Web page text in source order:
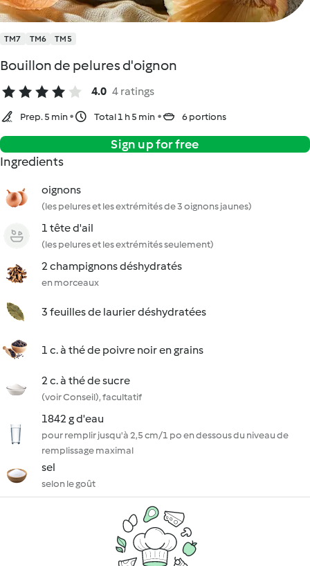
TM7 TM6 TM5
Bouillon de pelures d'oignon
4.0 4 ratings
Prep. 5 min Total 1 h 5 min 6 portions
Sign up for free
Ingredients
oignons
(les pelures et les extrémités de 3 oignons jaunes)
1 tête d'ail
(les pelures et les extrémités seulement)
2 champignons déshydratés
en morceaux
3 feuilles de laurier déshydratées
1 c. à thé de poivre noir en grains
2 c. à thé de sucre
(voir Conseil), facultatif
1842 g d'eau
pour remplir jusqu'à 2,5 cm/1 po en dessous du niveau de
remplissage maximal
sel
selon le goût